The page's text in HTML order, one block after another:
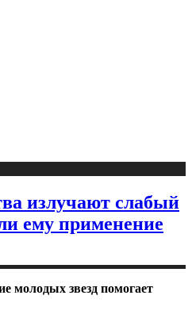
излучают слабый
ему применение
молодых звезд помогает